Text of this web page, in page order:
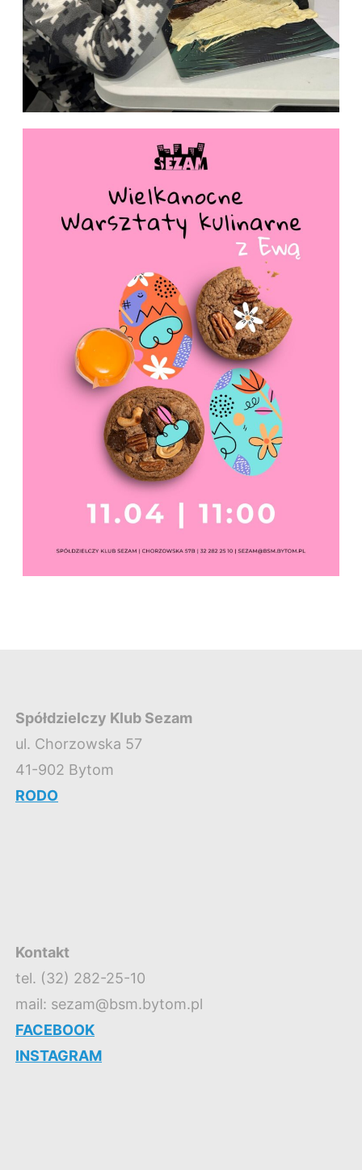
Spółdzielczy Klub Sezam
ul. Chorzowska 57
41-902 Bytom
RODO
Kontakt
tel. (32) 282-25-10
mail: sezam@bsm.bytom.pl
FACEBOOK
INSTAGRAM